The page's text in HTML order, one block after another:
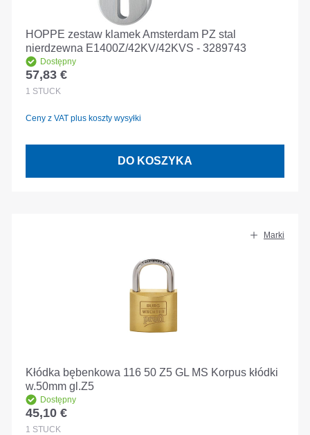
HOPPE zestaw klamek Amsterdam PZ stal
nierdzewna E1400Z/42KV/42KVS - 3289743
Dostępny
Cena regularna:
57,83 €
1 STÜCK
Ceny z VAT plus koszty wysyłki
DO KOSZYKA
Marki
Kłódka bębenkowa 116 50 Z5 GL MS Korpus kłódki
w.50mm gl.Z5
Dostępny
Cena regularna:
45,10 €
1 STÜCK